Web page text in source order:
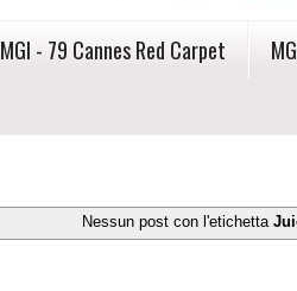
MGI - 79 Cannes Red Carpet
Nessun post con l'etichetta